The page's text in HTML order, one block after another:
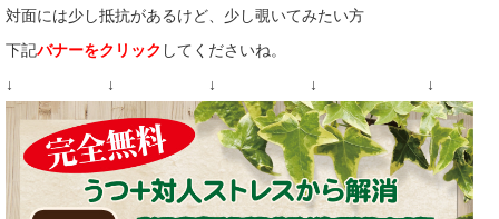
対面には少し抵抗があるけど、少し覗いてみたい方
下記バナーをクリック してくださいね。
↓ ↓ ↓ ↓ ↓